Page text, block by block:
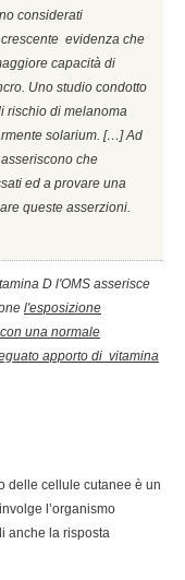
considerati
evidenza che
capacità di
Uno studio condotto
rischio di melanoma
solarium. […] Ad
che
ed a provare una
queste asserzioni.
D l'OMS asserisce
l'esposizione
una normale
apporto di vitamina
delle cellule cutanee è un
l’organismo
anche la risposta